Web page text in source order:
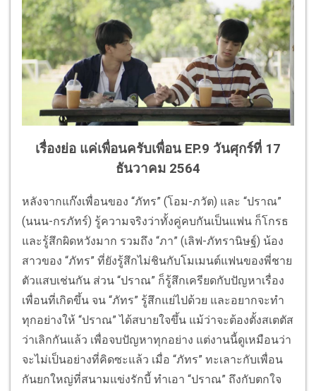
เรื่องย่อ แค่เพื่อนครับเพื่อน EP.9 วันศุกร์ที่ 17
ธันวาคม 2564
หลังจากแก๊งเพื่อนของ “ภัทร” (โอม-ภวัต) และ “ปราณ”
(นนน-กรภัทร์) รู้ความจริงว่าทั้งคู่คบกันเป็นแฟน ก็โกรธ
และรู้สึกผิดหวังมาก รวมถึง “ภา” (เลิฟ-ภัทรานิษฐ์) น้อง
สาวของ “ภัทร” ที่ยังรู้สึกไม่ชินกับโมเมนต์แฟนของพี่ชาย
ตัวแสบเช่นกัน ส่วน “ปราณ” ก็รู้สึกเครียดกับปัญหาเรื่อง
เพื่อนที่เกิดขึ้น จน “ภัทร” รู้สึกแย่ไปด้วย และอยากจะทำ
ทุกอย่างให้ “ปราณ” ได้สบายใจขึ้น แม้ว่าจะต้องตั้งสเตตัส
ว่าเลิกกันแล้ว เพื่อจบปัญหาทุกอย่าง แต่งานนี้ดูเหมือนว่า
จะไม่เป็นอย่างที่คิดซะแล้ว เมื่อ “ภัทร” ทะเลาะกับเพื่อน
กันยกใหญ่ที่สนามแข่งรักบี้ ทำเอา “ปราณ” ถึงกับตกใจ